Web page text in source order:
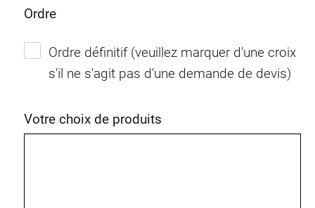
Ordre
Ordre définitif (veuillez marquer d'une croix
s'il ne s'agit pas d'une demande de devis)
Votre choix de produits